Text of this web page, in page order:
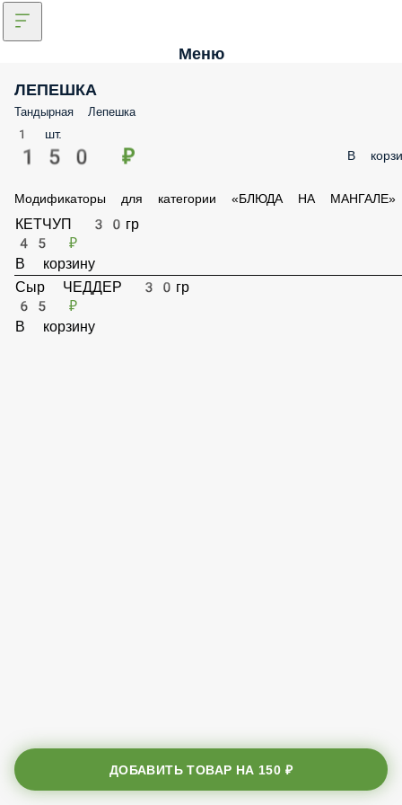
Меню
ЛЕПЕШКА
Тандырная Лепешка
1 шт.
150 ₽ В
Модификаторы для категории «БЛЮДА НА МАНГАЛЕ»
КЕТЧУП 30гр
45 ₽
В корзину
Сыр ЧЕДДЕР 30гр
65 ₽
ДОБАВИТЬ ТОВАР НА 150 ₽